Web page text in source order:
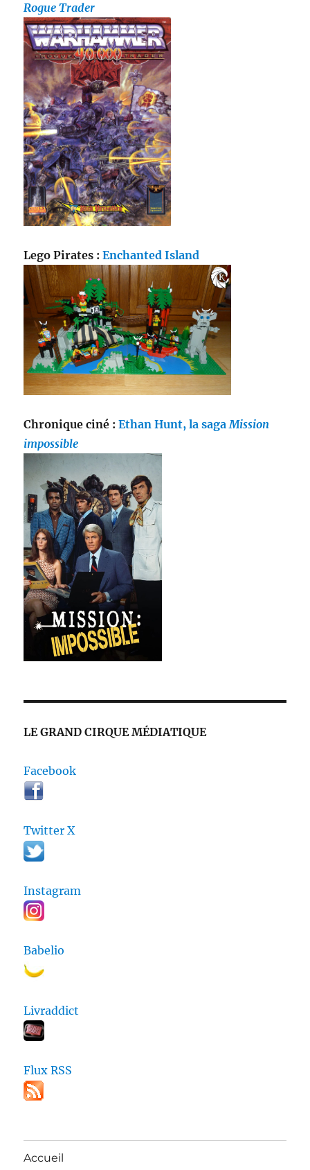
Rogue Trader
Lego Pirates :Enchanted Island
Chronique ciné :Ethan Hunt, la saga Mission
impossible
LE GRAND CIRQUE MÉDIATIQUE
Facebook
Twitter X
Instagram
Babelio
Livraddict
Flux RSS
Accueil